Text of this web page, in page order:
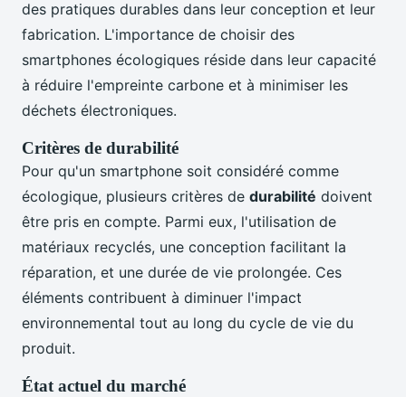
des pratiques durables dans leur conception et leur
fabrication. L'importance de choisir des
smartphones écologiques réside dans leur capacité
à réduire l'empreinte carbone et à minimiser les
déchets électroniques.
Critères de durabilité
Pour qu'un smartphone soit considéré comme
écologique, plusieurs critères de durabilité doivent
être pris en compte. Parmi eux, l'utilisation de
matériaux recyclés, une conception facilitant la
réparation, et une durée de vie prolongée. Ces
éléments contribuent à diminuer l'impact
environnemental tout au long du cycle de vie du
produit.
État actuel du marché